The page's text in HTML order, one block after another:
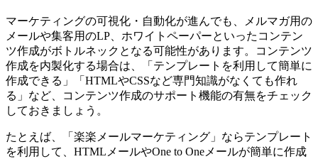
マーケティングの可視化・自動化が進んでも、メルマガ用の
メールや集客用のLP、ホワイトペーパーといったコンテン
ツ作成がボトルネックとなる可能性があります。コンテンツ
作成を内製化する場合は、「テンプレートを利用して簡単に
作成できる」「HTMLやCSSなど専門知識がなくても作れ
る」など、コンテンツ作成のサポート機能の有無をチェック
しておきましょう。
たとえば、「楽楽メールマーケティング」ならテンプレート
を利用して、HTMLメールやOne to Oneメールが簡単に作成